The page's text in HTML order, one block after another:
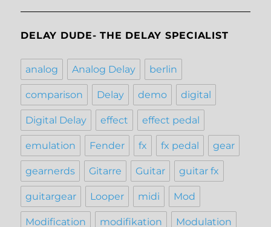
DELAY DUDE- THE DELAY SPECIALIST
analog Analog Delay berlin
comparison Delay demo digital
Digital Delay effect effect pedal
emulation Fender fx fx pedal gear
gearnerds Gitarre Guitar guitar fx
guitargear Looper midi Mod
Modification modifikation Modulation